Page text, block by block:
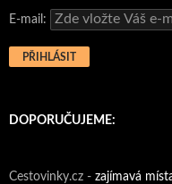
E-mail:
DOPORUČUJEME:
Cestovinky.cz - zajímavá